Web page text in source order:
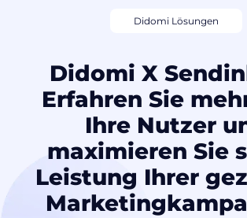
Didomi Lösungen
Didomi X
Erfahren Sie
Ihre Nutzer
maximieren Sie
Leistung Ihrer